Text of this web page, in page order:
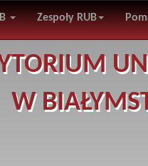
Zespoły RUB
W